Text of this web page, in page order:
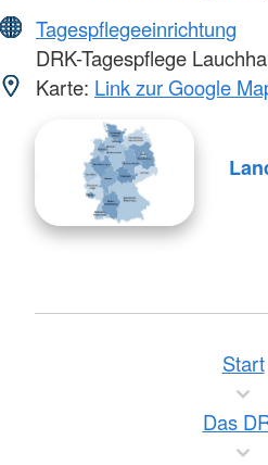
Tagespflegeeinrichtung
DRK-Tagespflege
Karte: Link zur Google
Start
Das